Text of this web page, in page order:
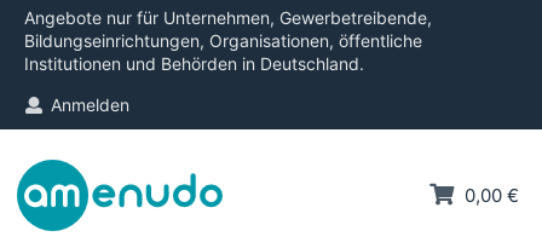
Angebote nur für Unternehmen, Gewerbetreibende,
Bildungseinrichtungen, Organisationen, öffentliche
Institutionen und Behörden in Deutschland.
Anmelden
0,00 €